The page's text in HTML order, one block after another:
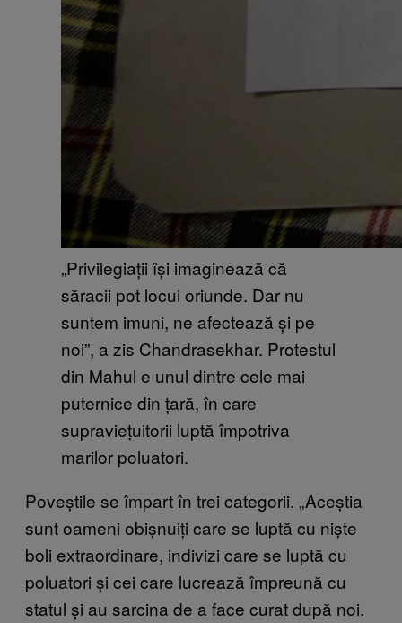
„Privilegiații își imaginează că
săracii pot locui oriunde. Dar nu
suntem imuni, ne afectează și pe
noi”, a zis Chandrasekhar. Protestul
din Mahul e unul dintre cele mai
puternice din țară, în care
supraviețuitorii luptă împotriva
marilor poluatori.
Poveștile se împart în trei categorii. „Aceștia
sunt oameni obișnuiți care se luptă cu niște
boli extraordinare, indivizi care se luptă cu
poluatori și cei care lucrează împreună cu
statul și au sarcina de a face curat după noi.